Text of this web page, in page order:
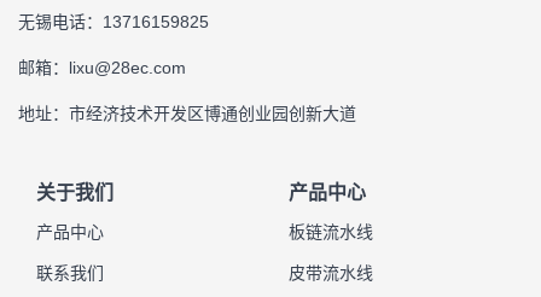
无锡电话：13716159825
邮箱：lixu@28ec.com
地址：市经济技术开发区博通创业园创新大道
关于我们
产品中心
联系我们
产品中心
板链流水线
皮带流水线